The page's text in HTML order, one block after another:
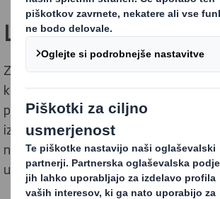
Ljudje
Za pospešitev prehoda v krožno
ključno, da ljudje razumejo, kako
področje in kakšno vlogo lahko pri tem
izobraževanje temelji na tem, da s
nudimo dostop do številnih prilagojenih
učenje.